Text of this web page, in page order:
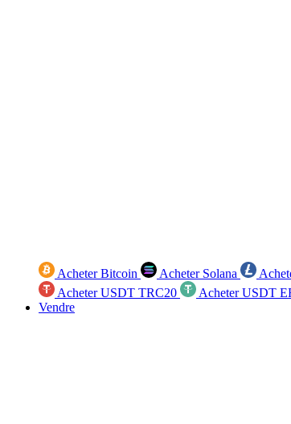
Acheter Bitcoin Acheter Solana
Acheter USDT TRC20
Acheter USDT
Vendre